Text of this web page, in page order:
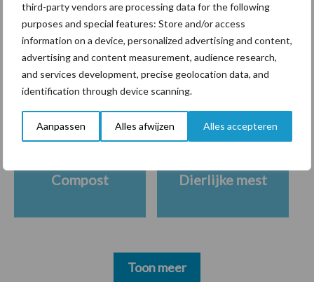
third-party vendors are processing data for the following
purposes and special features: Store and/or access
information on a device, personalized advertising and content,
advertising and content measurement, audience research,
and services development, precise geolocation data, and
identification through device scanning.
Aanpassen Alles afwijzen Alles accepteren
Themapagina's
Diergezondheid Bemesting
Compost Dierlijke mest
Toon meer